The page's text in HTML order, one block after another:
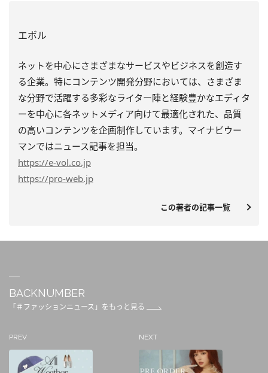
エボル
ネットを中心にさまざまなサービスやビジネスを創造す
る企業。特にコンテンツ開発分野においては、さまざま
な分野で活躍する多彩なライター陣と経験豊かなエディタ
ーを中心に各ネットメディア向けて最適化された、品質
の高いコンテンツを企画制作しています。マイナビウー
マンではニュース記事を担当。
https://e-vol.co.jp
https://pro-web.jp
この著者の記事一覧
BACKNUMBER
「＃ファッションニュース」をもっと見る
PREV NEXT